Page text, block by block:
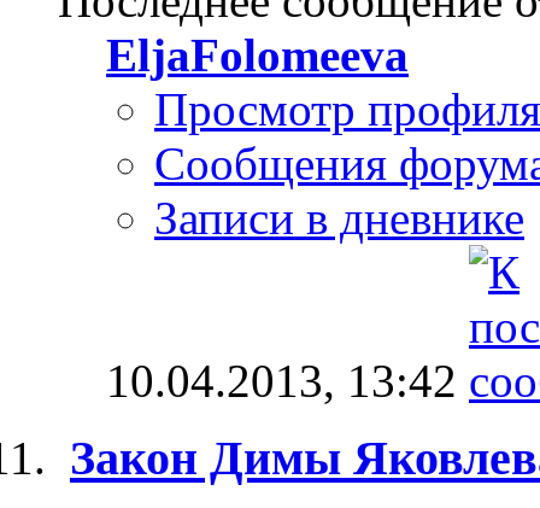
EljaFolomeeva
Просмотр профиля
Сообщения
Записи в дневнике
10.04.2013, 13:42
Закон Димы